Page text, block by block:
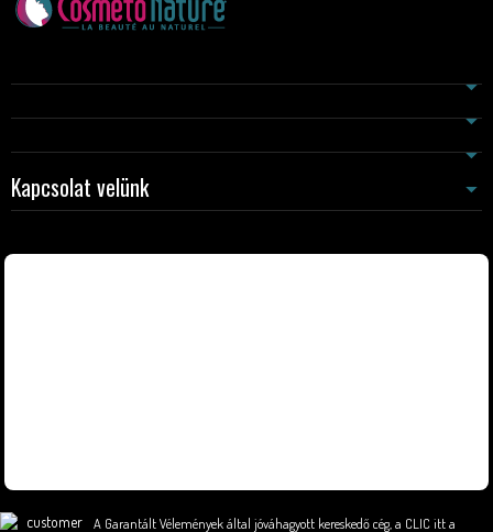
Kapcsolat velünk
A Garantált Vélemények által jóváhagyott kereskedő cég, a CLIC itt a